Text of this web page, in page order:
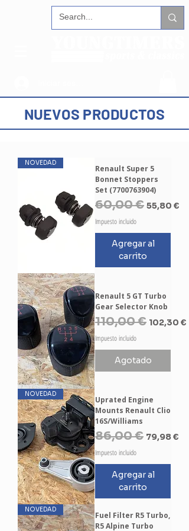
NUEVOS PRODUCTOS
NOVEDAD
Renault Super 5
Bonnet Stoppers
Set (7700763904)
Precio
60,00 € Precio
55,80 €
Impuesto incluido
Agregar al
carrito
Renault 5 GT Turbo
Gear Selector Knob
Precio
110,00 € Precio
102,30 €
Impuesto incluido
Agotado
NOVEDAD
Uprated Engine
Mounts Renault Clio
16S/Williams
Precio
86,00 € Precio de
79,98 €
Impuesto incluido
Agregar al
carrito
NOVEDAD
Fuel Filter R5 Turbo,
R5 Alpine Turbo